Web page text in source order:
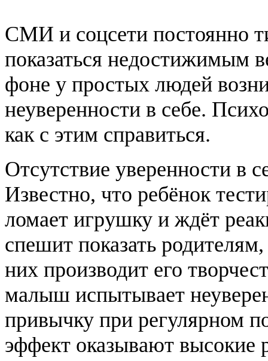
СМИ и соцсети постоянно
показаться недостижимым
фоне у простых людей
неуверенности в себе.
как с этим справиться.
Отсутствие уверенности в
Известно, что ребёнок
ломает игрушку и ждёт
спешит показать
них производит его
малыш испытывает
привычку при регулярном
эффект оказывают высокие